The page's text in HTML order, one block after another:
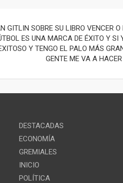
GITLIN SOBRE SU LIBRO VENCER O
ES UNA MARCA DE ÉXITO Y SI
Y TENGO EL PALO MÁS
GENTE ME VA A HACER
DESTACADAS
ECONOMÍA
GREMIALES
INICIO
POLÍTICA